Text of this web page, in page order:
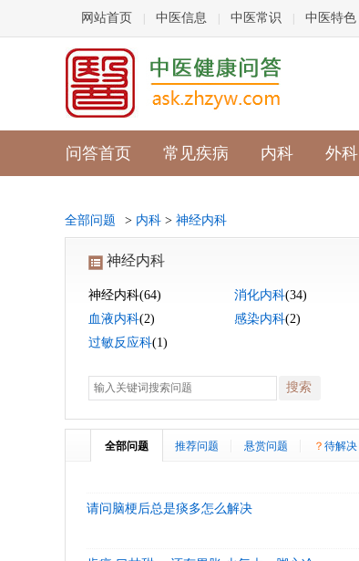
网站首页 中医信息 中医常识 中医特色
问答首页 常见疾病 内科 外科
全部问题 > 内科 > 神经内科
神经内科
神经内科(64) 消化内科(34)
血液内科(2) 感染内科(2)
过敏反应科(1)
搜索
全部问题 推荐问题 悬赏问题 ？ 待解决
请问脑梗后总是痰多怎么解决